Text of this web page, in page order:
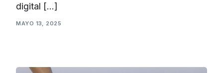
digital […]
MAYO 13, 2025